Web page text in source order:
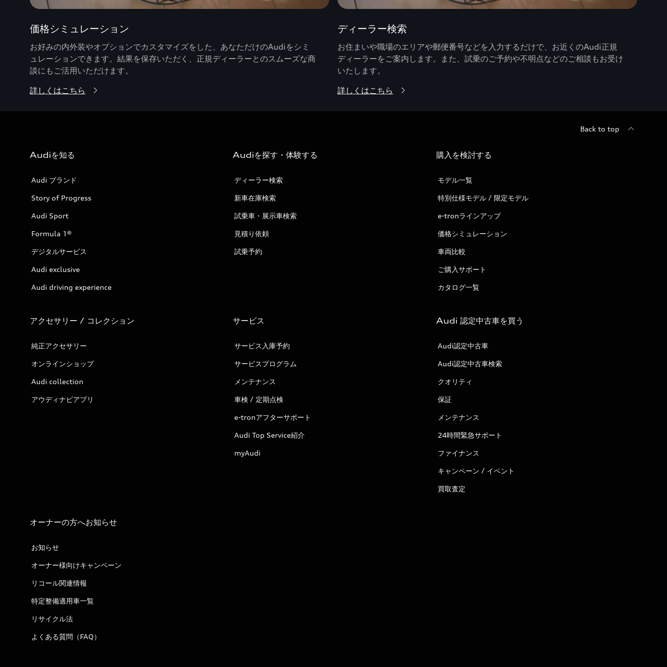
価格シミュレーション
お好みの内外装やオプションでカスタマイズをした、あなただけのAudiをシミ
ュレーションできます。結果を保存いただく、正規ディーラーとのスムーズな商
談にもご活用いただけます。
詳しくはこちら
ディーラー検索
お住まいや職場のエリアや郵便番号などを入力するだけで、お近くのAudi正規
ディーラーをご案内します。また、試乗のご予約や不明点などのご相談もお受け
いたします。
詳しくはこちら
Back to top
Audiを知る
Audi ブランド
Story of Progress
Audi Sport
Formula 1®
デジタルサービス
Audi exclusive
Audi driving experience
Audiを探す・体験する
ディーラー検索
新車在庫検索
試乗車・展示車検索
見積り依頼
試乗予約
購入を検討する
モデル一覧
特別仕様モデル / 限定モデル
e-tronラインアップ
価格シミュレーション
車両比較
ご購入サポート
カタログ一覧
アクセサリー / コレクション
純正アクセサリー
オンラインショップ
Audi collection
アウディナビアプリ
サービス
サービス入庫予約
サービスプログラム
メンテナンス
車検 / 定期点検
e-tronアフターサポート
Audi Top Service紹介
myAudi
Audi 認定中古車を買う
Audi認定中古車
Audi認定中古車検索
クオリティ
保証
メンテナンス
24時間緊急サポート
ファイナンス
キャンペーン / イベント
買取査定
オーナーの方へお知らせ
お知らせ
オーナー様向けキャンペーン
リコール関連情報
特定整備適用車一覧
リサイクル法
よくある質問（FAQ）